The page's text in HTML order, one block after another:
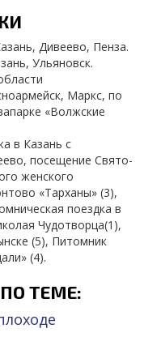
Дивеево, Пенза.
Ульяновск.
Маркс, по
«Волжские
в Казань с
посещение Свято-
женского
«Тарханы» (3),
поездка в
Чудотворца(1),
(5), Питомник
(4).
ТЕМЕ: